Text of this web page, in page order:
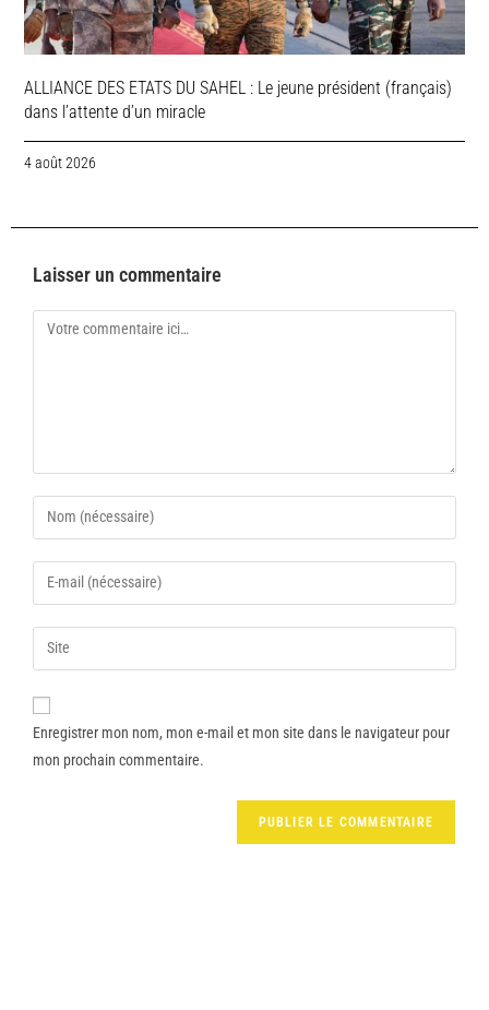
ALLIANCE DES ETATS DU SAHEL : Le jeune président (français)
dans l’attente d’un miracle
4 août 2026
Laisser un commentaire
Enregistrer mon nom, mon e-mail et mon site dans le navigateur pour
mon prochain commentaire.